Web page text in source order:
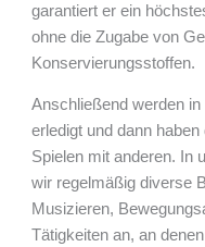
garantiert er ein
ohne die Zugabe von
Konservierungsstoffen.
Anschließend werden
erledigt und dann
Spielen mit anderen. In
wir regelmäßig diverse
Musizieren,
Tätigkeiten an, an